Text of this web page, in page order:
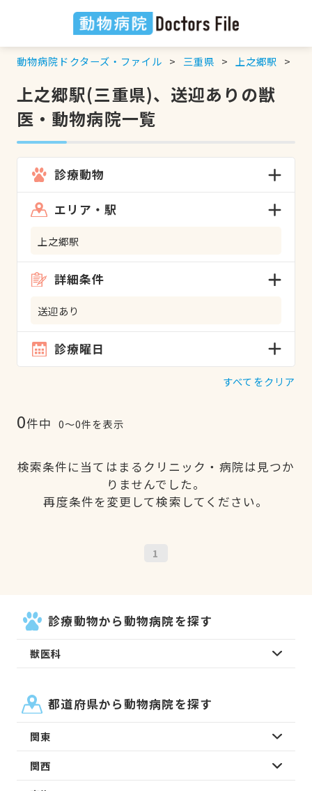
動物病院ドクターズ・ファイル 三重県 上之郷駅
上之郷駅(三重県)、送迎ありの獣
医・動物病院一覧
診療動物
エリア・駅
上之郷駅
詳細条件
送迎あり
診療曜日
すべてをクリア
0件中 0〜0件を表示
検索条件に当てはまるクリニック・病院は見つか
りませんでした。
再度条件を変更して検索してください。
1
診療動物から動物病院を探す
獣医科
都道府県から動物病院を探す
関東
関西